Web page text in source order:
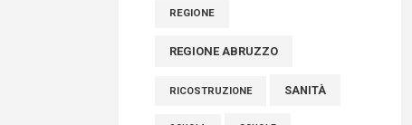
REGIONE
REGIONE ABRUZZO
RICOSTRUZIONE SANITÀ